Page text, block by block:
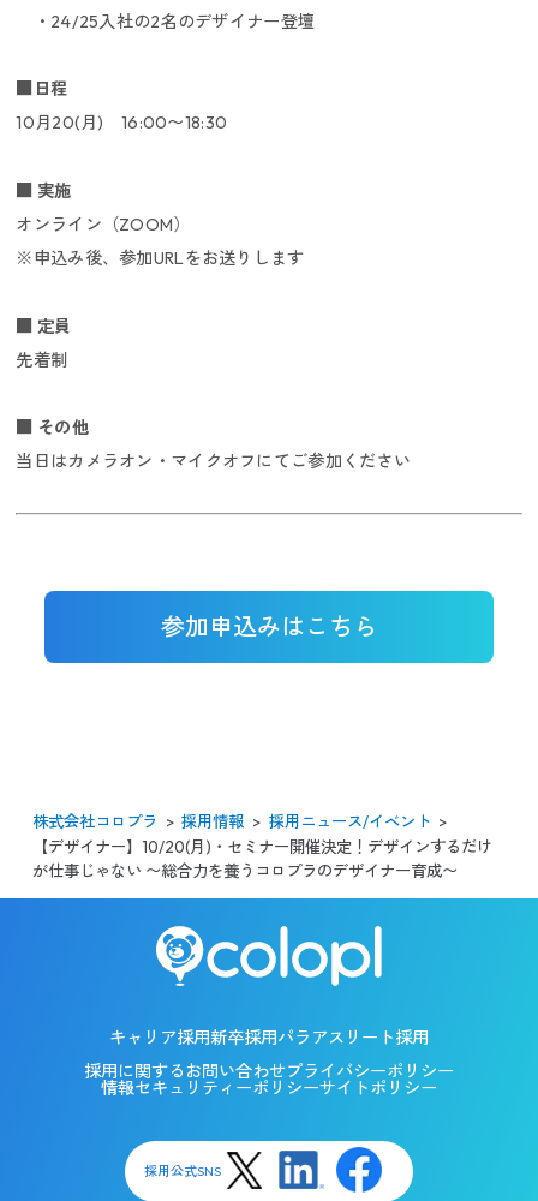
パラアスリート採用
・24/25入社の2名のデザイナー登壇
■日程
10月20(月) 16:00〜18:30
■ 実施
オンライン（ZOOM）
※申込み後、参加URLをお送りします
■ 定員
先着制
■ その他
当日はカメラオン・マイクオフにてご参加ください
参加申込みはこちら
株式会社コロプラ 採用情報
採用ニュース/イベント
【デザイナー】10/20(月)・セミナー開催決定！デザインするだけ
が仕事じゃない 〜総合力を養うコロプラのデザイナー育成〜
キャリア採用新卒採用パラアスリート採用
採用に関するお問い合わせプライバシーポリシー
情報セキュリティーポリシーサイトポリシー
採用公式SNS